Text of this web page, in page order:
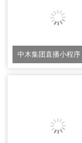
中木集团直播小程序